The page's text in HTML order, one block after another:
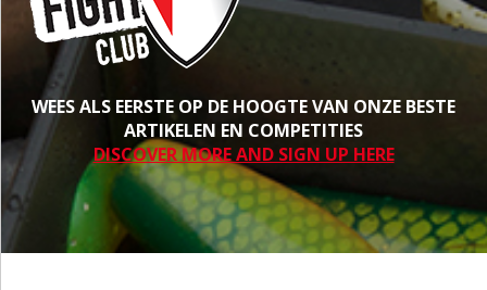
WEES ALS EERSTE OP DE HOOGTE VAN ONZE BESTE
ARTIKELEN EN COMPETITIES
DISCOVER MORE AND SIGN UP HERE